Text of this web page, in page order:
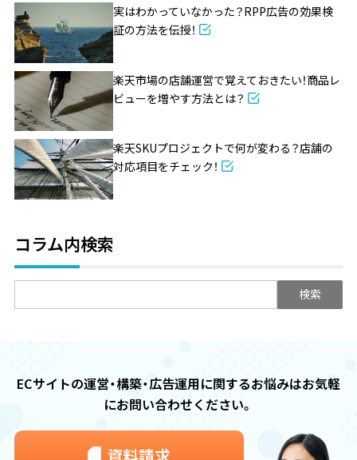
実はわかっていなかった？RPP広告の効果検
証の方法を伝授！
楽天市場の店舗運営で覚えておきたい！商品レ
ビューを増やす方法とは？
楽天SKUプロジェクトで何が変わる？店舗の
対応項目をチェック！
コラム内検索
索:
ECサイトの運営・構築・広告運用に関するお悩みはお気軽
にお問い合わせください。
資料請求